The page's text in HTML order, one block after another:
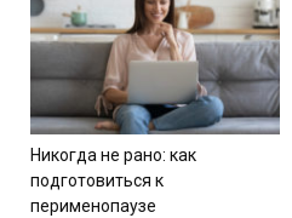
Никогда не рано: как
подготовиться к
перименопаузе